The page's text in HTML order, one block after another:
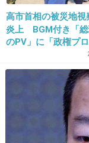
ホラー、AVを
ジブリだから
2013/08/14(水) 16:25:18
確かに喫煙シ
とか、結核の
高市首相の被災地視
炎上 BGM付き「総
のPV」に「政権プ